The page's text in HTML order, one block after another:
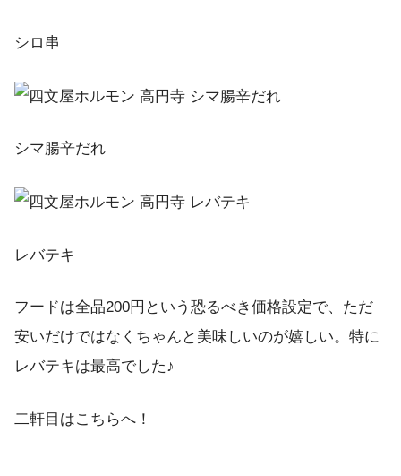
シロ串
シマ腸辛だれ
レバテキ
フードは全品200円という恐るべき価格設定で、ただ
安いだけではなくちゃんと美味しいのが嬉しい。特に
レバテキは最高でした♪
二軒目はこちらへ！